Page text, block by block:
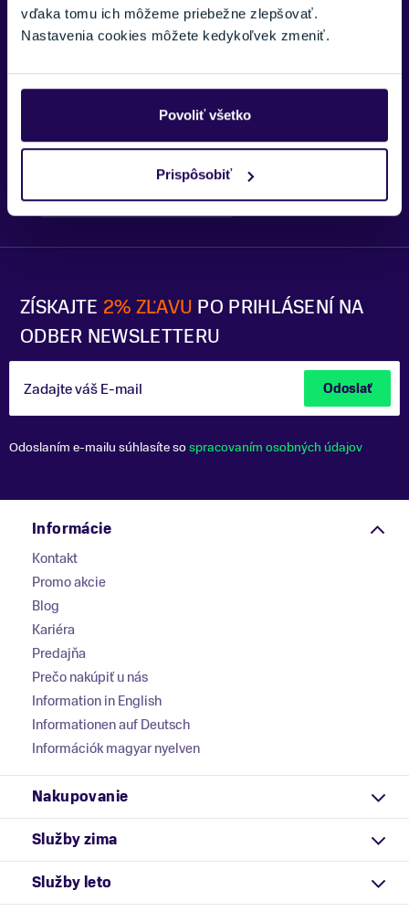
vďaka tomu ich môžeme priebežne zlepšovať.
Nastavenia cookies môžete kedykoľvek zmeniť.
Povoliť všetko
Prispôsobiť
ZÍSKAJTE 2% ZĽAVU PO PRIHLÁSENÍ NA
ODBER NEWSLETTERU
Zadajte váš E-mail Odoslať
Odoslaním e-mailu súhlasíte sospracovaním osobných údajov
Bratislava - OC Tehelko
Trek Flagship Store Bratislava
Kubínska hoľa
Informácie
Kontakt
Promo akcie
Blog
Kariéra
Predajňa
Prečo nakúpiť u nás
Information in English
Informationen auf Deutsch
Információk magyar nyelven
Nakupovanie
Služby zima
Služby leto